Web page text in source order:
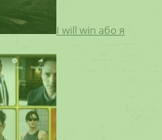
I will win або я